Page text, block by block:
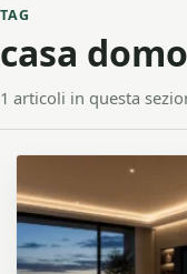
TAG
casa
1 articoli in questa